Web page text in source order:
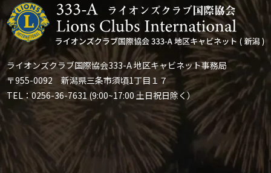
ライオンズクラブ国際協会333-A 地区キャビネット事務局
〒955-0092 新潟県三条市須頃1丁目１７
TEL：0256-36-7631 (9:00~17:00 土日祝日除く）